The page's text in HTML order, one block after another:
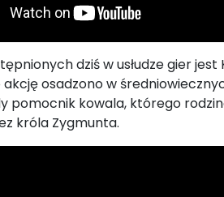
dziś w usłudze gier
akcję osadzono w
pomocnik kowala, którego
króla Zygmunta.